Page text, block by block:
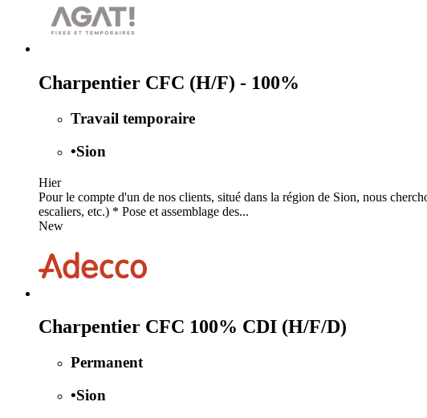
Charpentier CFC (H/F) - 100%
Travail temporaire
•Sion
Hier
Pour le compte d'un de nos clients, situé dans la région de Sion, nous
escaliers, etc.) * Pose et assemblage des...
New
Charpentier CFC 100% CDI (H/F/D)
Permanent
•Sion